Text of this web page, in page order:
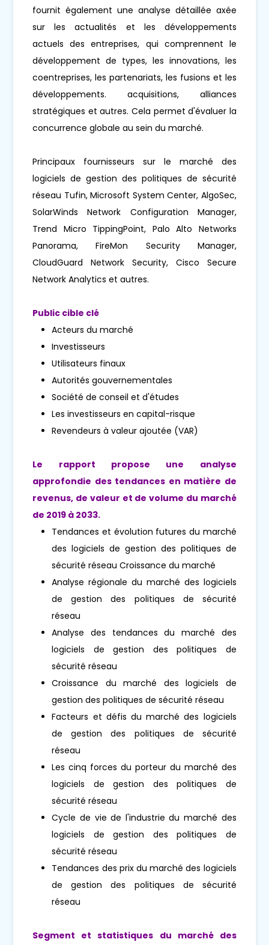
fournit également une analyse détaillée axée
sur les actualités et les développements
actuels des entreprises, qui comprennent le
développement de types, les innovations, les
coentreprises, les partenariats, les fusions et les
développements. acquisitions, alliances
stratégiques et autres. Cela permet d'évaluer la
concurrence globale au sein du marché.
Principaux fournisseurs sur le marché des
logiciels de gestion des politiques de sécurité
réseau Tufin, Microsoft System Center, AlgoSec,
SolarWinds Network Configuration Manager,
Trend Micro TippingPoint, Palo Alto Networks
Panorama, FireMon Security Manager,
CloudGuard Network Security, Cisco Secure
Network Analytics et autres.
Public cible clé
Acteurs du marché
Investisseurs
Utilisateurs finaux
Autorités gouvernementales
Société de conseil et d'études
Les investisseurs en capital-risque
Revendeurs à valeur ajoutée (VAR)
Le rapport propose une analyse
approfondie des tendances en matière de
revenus, de valeur et de volume du marché
de 2019 à 2033.
Tendances et évolution futures du marché
des logiciels de gestion des politiques de
sécurité réseau Croissance du marché
Analyse régionale du marché des logiciels
de gestion des politiques de sécurité
réseau
Analyse des tendances du marché des
logiciels de gestion des politiques de
sécurité réseau
Croissance du marché des logiciels de
gestion des politiques de sécurité réseau
Facteurs et défis du marché des logiciels
de gestion des politiques de sécurité
réseau
Les cinq forces du porteur du marché des
logiciels de gestion des politiques de
sécurité réseau
Cycle de vie de l'industrie du marché des
logiciels de gestion des politiques de
sécurité réseau
Tendances des prix du marché des logiciels
de gestion des politiques de sécurité
réseau
Segment et statistiques du marché des